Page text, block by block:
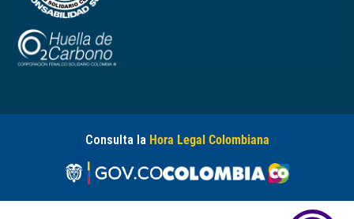
Consulta la Hora Legal Colombiana